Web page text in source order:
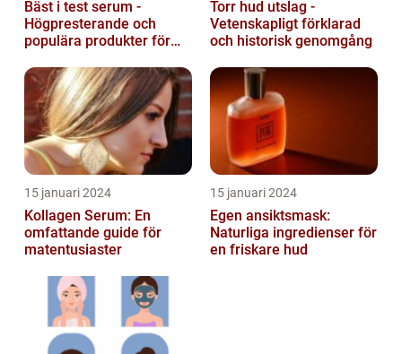
Bäst i test serum -
Högpresterande och
populära produkter för
Torr hud utslag -
Vetenskapligt förklarad
och historisk genomgång
15 januari 2024
Kollagen Serum: En
omfattande guide för
matentusiaster
15 januari 2024
Egen ansiktsmask:
Naturliga ingredienser för
en friskare hud